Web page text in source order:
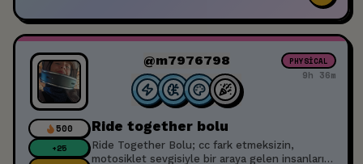
500
+25
@m7976798 PHYSICAL
9h 36m
Ride together bolu
Ride Together Bolu; cc fark etmeksizin,
motosiklet sevgisiyle bir araya gelen insanların